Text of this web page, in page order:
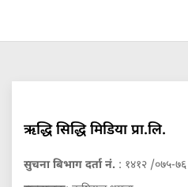
ऋद्धि सिद्धि मिडिया प्रा.लि.
सुचना बिभाग दर्ता नं. : १४१२ /०७५-७६